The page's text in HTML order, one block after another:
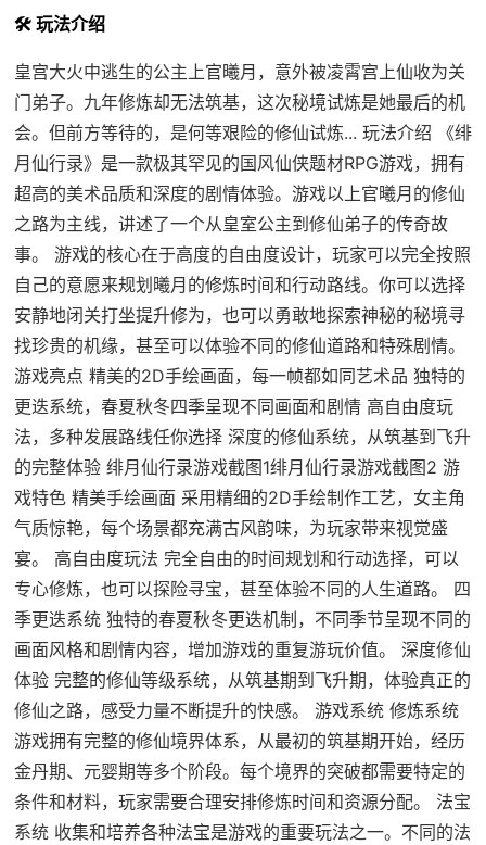
🛠️ 玩法介绍
皇宫大火中逃生的公主上官曦月，意外被凌霄宫上仙收为关
门弟子。九年修炼却无法筑基，这次秘境试炼是她最后的机
会。但前方等待的，是何等艰险的修仙试炼... 玩法介绍 《绯
月仙行录》是一款极其罕见的国风仙侠题材RPG游戏，拥有
超高的美术品质和深度的剧情体验。游戏以上官曦月的修仙
之路为主线，讲述了一个从皇室公主到修仙弟子的传奇故
事。 游戏的核心在于高度的自由度设计，玩家可以完全按照
自己的意愿来规划曦月的修炼时间和行动路线。你可以选择
安静地闭关打坐提升修为，也可以勇敢地探索神秘的秘境寻
找珍贵的机缘，甚至可以体验不同的修仙道路和特殊剧情。
游戏亮点 精美的2D手绘画面，每一帧都如同艺术品 独特的
更迭系统，春夏秋冬四季呈现不同画面和剧情 高自由度玩
法，多种发展路线任你选择 深度的修仙系统，从筑基到飞升
的完整体验 绯月仙行录游戏截图1绯月仙行录游戏截图2 游
戏特色 精美手绘画面 采用精细的2D手绘制作工艺，女主角
气质惊艳，每个场景都充满古风韵味，为玩家带来视觉盛
宴。 高自由度玩法 完全自由的时间规划和行动选择，可以
专心修炼，也可以探险寻宝，甚至体验不同的人生道路。 四
季更迭系统 独特的春夏秋冬更迭机制，不同季节呈现不同的
画面风格和剧情内容，增加游戏的重复游玩价值。 深度修仙
体验 完整的修仙等级系统，从筑基期到飞升期，体验真正的
修仙之路，感受力量不断提升的快感。 游戏系统 修炼系统
游戏拥有完整的修仙境界体系，从最初的筑基期开始，经历
金丹期、元婴期等多个阶段。每个境界的突破都需要特定的
条件和材料，玩家需要合理安排修炼时间和资源分配。 法宝
系统 收集和培养各种法宝是游戏的重要玩法之一。不同的法